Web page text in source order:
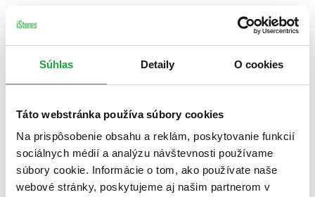
Súhlas Detaily O cookies
Táto webstránka používa súbory cookies
Na prispôsobenie obsahu a reklám, poskytovanie funkcií
sociálnych médií a analýzu návštevnosti používame
súbory cookie. Informácie o tom, ako používate naše
webové stránky, poskytujeme aj našim partnerom v